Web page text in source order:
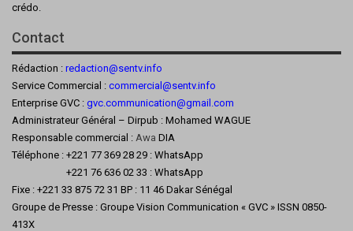
crédo.
Contact
Rédaction : redaction@sentv.info
Service Commercial : commercial@sentv.info
Enterprise GVC : gvc.communication@gmail.com
Administrateur Général – Dirpub : Mohamed WAGUE
Responsable commercial : Awa DIA
Téléphone : +221 77 369 28 29 : WhatsApp
+221 76 636 02 33 : WhatsApp
Fixe : +221 33 875 72 31 BP : 11 46 Dakar Sénégal
Groupe de Presse : Groupe Vision Communication « GVC » ISSN 0850-
413X